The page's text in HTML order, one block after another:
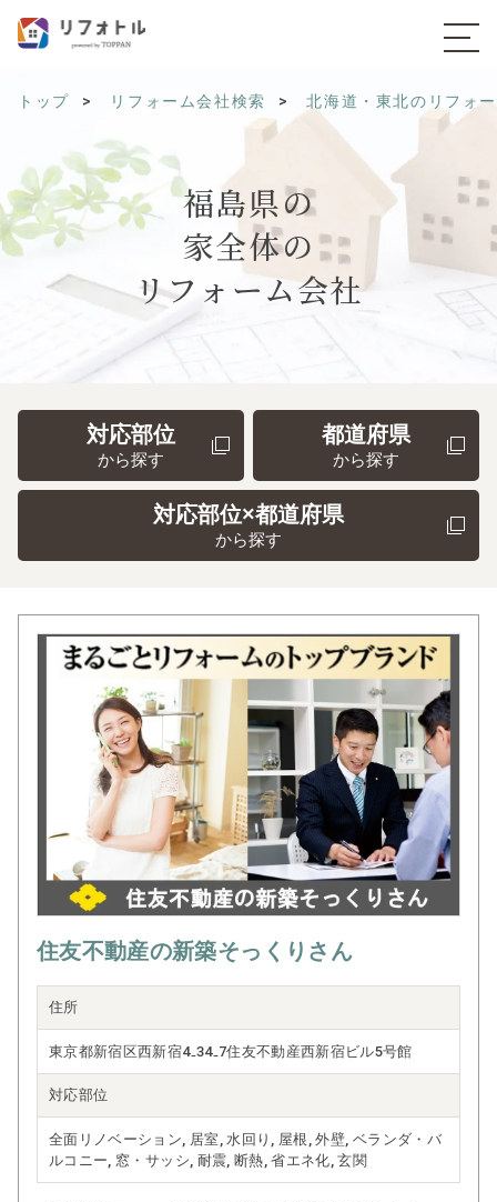
トップ リフォーム会社検索 北海道・東北のリフォ
福島県の
家全体の
リフォーム会社
対応部位
から探す
都道府県
から探す
対応部位×都道府県
から探す
住友不動産の新築そっくりさん
住所
東京都新宿区西新宿4₋34₋7住友不動産西新宿ビル5号館
対応部位
全面リノベーション, 居室, 水回り, 屋根, 外壁, ベランダ・バ
ルコニー, 窓・サッシ, 耐震, 断熱, 省エネ化, 玄関